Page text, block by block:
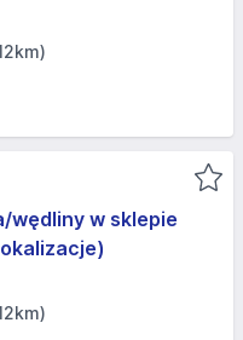
wędliny w sklepie